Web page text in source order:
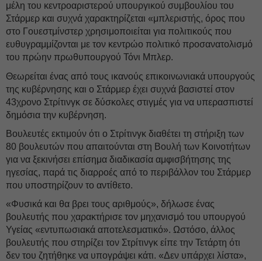
μέλη του κεντροαριστερού υπουργικού συμβουλίου του
Στάρμερ και συχνά χαρακτηρίζεται «μπλεριστής, όρος που
στο Γουεστμίνστερ χρησιμοποιείται για πολιτικούς που
ευθυγραμμίζονται με τον κεντρώο πολιτικό προσανατολισμό
του πρώην πρωθυπουργού Τόνι Μπλερ.
Θεωρείται ένας από τους ικανούς επικοινωνιακά υπουργούς
της κυβέρνησης και ο Στάρμερ έχει συχνά βασιστεί στον
43χρονο Στρίτινγκ σε δύσκολες στιγμές για να υπερασπιστεί
δημόσια την κυβέρνηση.
Βουλευτές εκτιμούν ότι ο Στρίτινγκ διαθέτει τη στήριξη των
80 βουλευτών που απαιτούνται στη Βουλή των Κοινοτήτων
για να ξεκινήσει επίσημα διαδικασία αμφισβήτησης της
ηγεσίας, παρά τις διαρροές από το περιβάλλον του Στάρμερ
που υποστηρίζουν το αντίθετο.
«Φυσικά και θα βρει τους αριθμούς», δήλωσε ένας
βουλευτής που χαρακτήρισε τον μηχανισμό του υπουργού
Υγείας «εντυπωσιακά αποτελεσματικό». Ωστόσο, άλλος
βουλευτής που στηρίζει τον Στρίτινγκ είπε την Τετάρτη ότι
δεν του ζητήθηκε να υπογράψει κάτι. «Δεν υπάρχει λίστα»,